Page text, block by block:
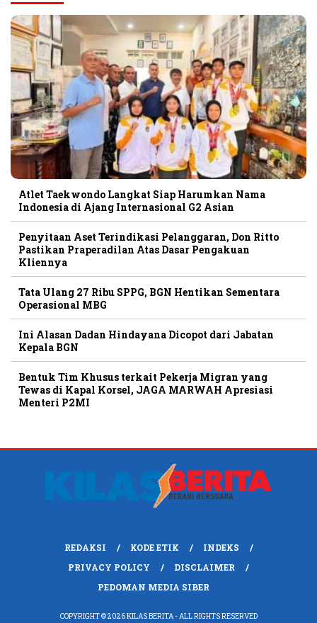
Atlet Taekwondo Langkat Siap Harumkan Nama
Indonesia di Ajang Internasional G2 Asian
Penyitaan Aset Terindikasi Pelanggaran, Don Ritto
Pastikan Praperadilan Atas Dasar Pengakuan
Kliennya
Tata Ulang 27 Ribu SPPG, BGN Hentikan Sementara
Operasional MBG
Ini Alasan Dadan Hindayana Dicopot dari Jabatan
Kepala BGN
Bentuk Tim Khusus terkait Pekerja Migran yang
Tewas di Kapal Korsel, JAGA MARWAH Apresiasi
Menteri P2MI
REDAKSI KODE ETIK
INDEKS
PRIVACY POLICY
DISCLAIMER
PEDOMAN MEDIA SIBER
COPYRIGHT © 2026 KILAS BERITA - ALL RIGHTS RESERVED